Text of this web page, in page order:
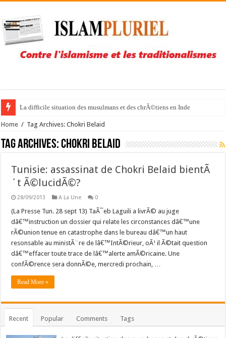
La difficile situation des musulmans et des chrÃ©tiens en Inde
Home / Tag Archives: Chokri Belaid
Tag Archives:Chokri Belaid
Tunisie: assassinat de Chokri Belaid bientÃ
´t Ã©lucidÃ©?
28/09/2013 A La Une 0
(La Presse Tun. 28 sept 13) TaÃ¯eb Laguili a livrÃ© au juge
dâ€™instruction un dossier qui relate les circonstances dâ€™une
rÃ©union tenue en catastrophe dans le bureau dâ€™un haut
resonsable au ministÃ¨re de lâ€™IntÃ©rieur, oÃ¹ il Ã©tait question
dâ€™effacer toute trace de lâ€™alerte amÃ©ricaine. Une
confÃ©rence sera donnÃ©e, mercredi prochain, …
Read More »
Recent Popular Comments Tags